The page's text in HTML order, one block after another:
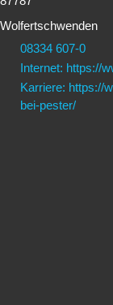
Wolfertschwenden
08334 607-0
Internet: https://
Karriere: https://
bei-pester/